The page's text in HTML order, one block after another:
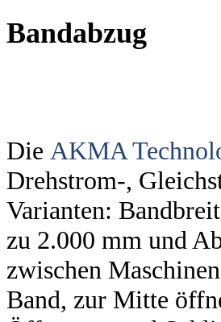
Bandabzug
Die AKMA
Drehstrom-,
Varianten:
zu 2.000 mm und
zwischen
Band, zur Mitte